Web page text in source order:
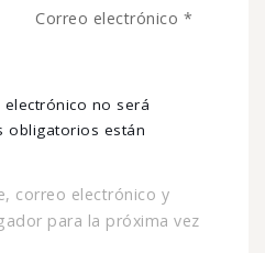
no será
obligatorios están
Correo electrónico *
correo electrónico y
para la próxima vez